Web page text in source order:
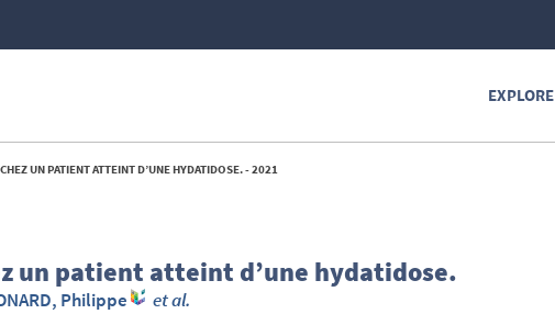
EXPLORE
UN PATIENT ATTEINT D’UNE HYDATIDOSE. - 2021
un patient atteint d’une hydatidose.
Philippe
et al.